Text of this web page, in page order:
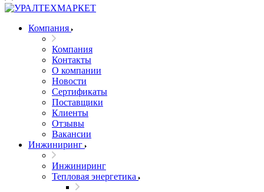
Компания
Компания
Контакты
О компании
Новости
Сертификаты
Поставщики
Клиенты
Отзывы
Вакансии
Инжиниринг
Инжиниринг
Тепловая энергетика